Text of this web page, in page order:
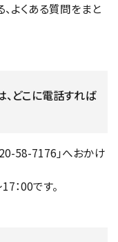
よくある質問をまと
どこに電話すれば
58-7176」へおかけ
：00です。